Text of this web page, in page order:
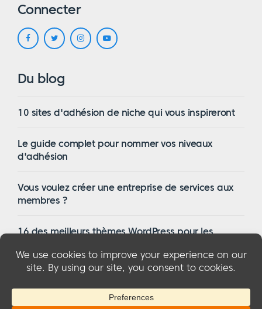
Connecter
Du blog
10 sites d'adhésion de niche qui vous inspireront
Le guide complet pour nommer vos niveaux
d'adhésion
Vous voulez créer une entreprise de services aux
membres ?
16 des meilleurs thèmes WordPress pour les
© 2026 MemberMouse, LLCPolitique de confidentialité